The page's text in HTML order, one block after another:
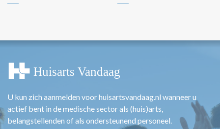
U kun zich aanmelden voor huisartsvandaag.nl wanneer u
actief bent in de medische sector als (huis)arts,
belangstellenden of als ondersteunend personeel.